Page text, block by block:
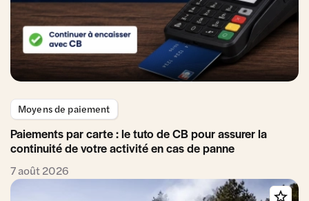
Moyens de paiement
Paiements par carte : le tuto de CB pour assurer la
continuité de votre activité en cas de panne
7 août 2026